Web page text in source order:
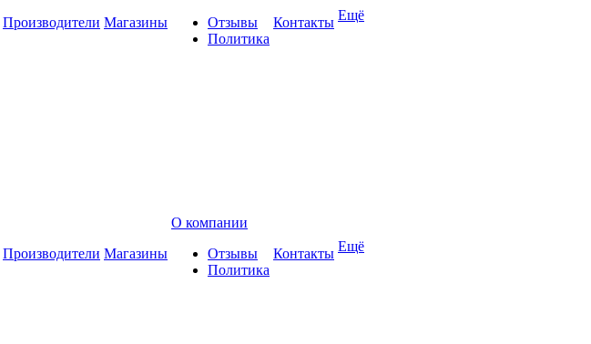
Производители Магазины
Отзывы
Политика
Контакты Ещё
Производители Магазины
О компании
Отзывы
Политика
Контакты Ещё